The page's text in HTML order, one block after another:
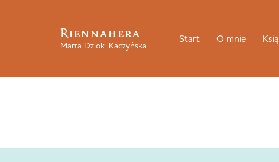
Riennahera
Marta Dziok-Kaczyńska
Start O mnie